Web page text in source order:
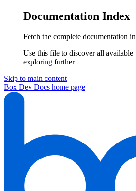
Documentation Index
Fetch the complete documentation
Use this file to discover all available
exploring further.
Skip to main content
Box Dev Docs home page